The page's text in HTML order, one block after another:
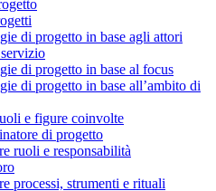
di progetto in base agli attori
di progetto in base al focus
di progetto in base all’ambito di
e figure coinvolte
di progetto
ruoli e responsabilità
processi, strumenti e rituali